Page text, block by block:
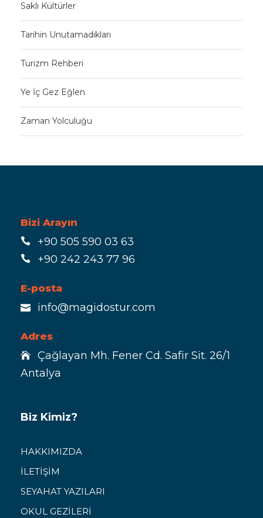
Saklı Kültürler
Tarihin Unutamadıkları
Turizm Rehberi
Ye İç Gez Eğlen
Zaman Yolculuğu
Bizi Arayın
+90 505 590 03 63
+90 242 243 77 96
E-posta
info@magidostur.com
Adres
Çağlayan Mh. Fener Cd. Safir Sit. 26/1
Antalya
Biz Kimiz?
HAKKIMIZDA
İLETİŞİM
SEYAHAT YAZILARI
OKUL GEZİLERİ